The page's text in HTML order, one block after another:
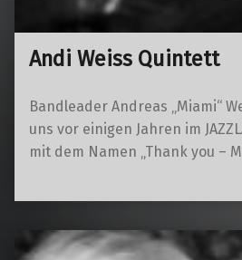
Andi Weiss Quintett
Bandleader Andreas „Miami“
uns vor einigen Jahren im
mit dem Namen „Thank you –